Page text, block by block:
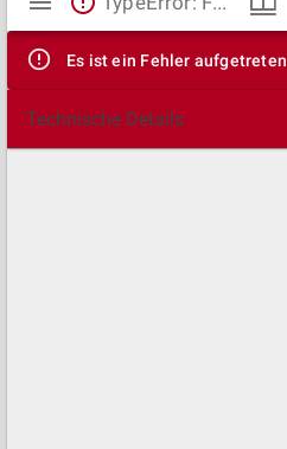
Viewer
Es ist ein Fehler aufgetreten
Technische Details